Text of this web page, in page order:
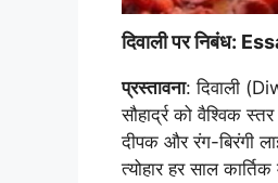
दिवाली पर निबंध:
प्रस्तावना: दिवाली
सौहार्द्र को वैश्विक
दीपक और रंग-बिरंगी
त्योहार हर साल